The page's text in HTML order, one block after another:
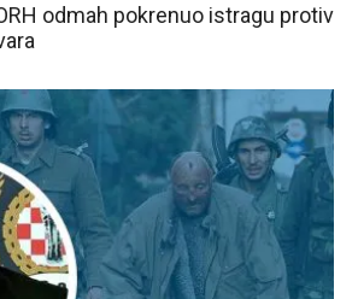
odmah pokrenuo istragu protiv